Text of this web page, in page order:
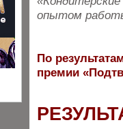
опытом
По
премии